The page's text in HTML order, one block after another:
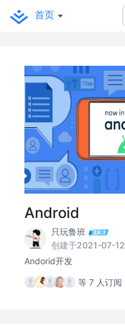
首页
Android
只玩鲁班
创建于2021-07-12
Andorid开发
等 7 人订阅